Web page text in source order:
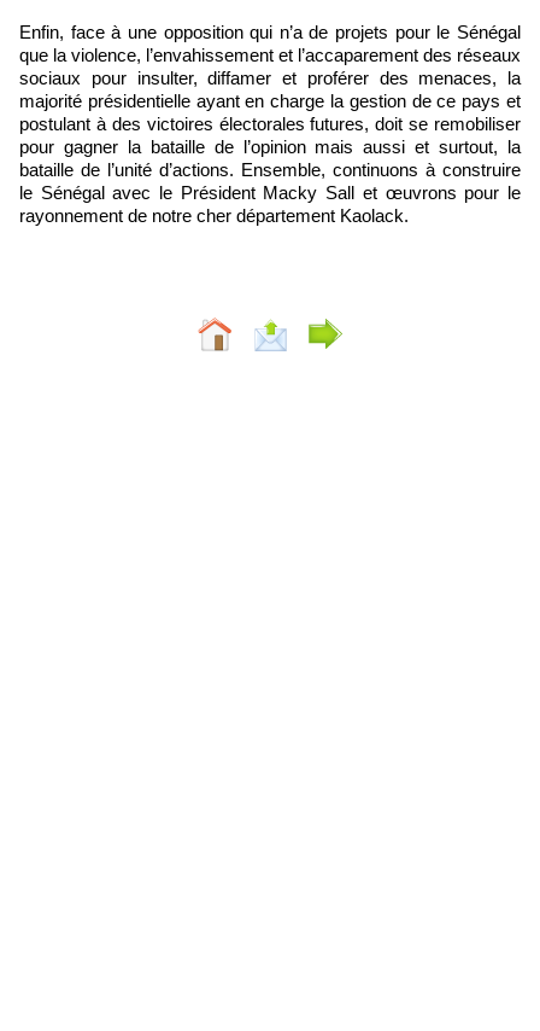
Enfin, face à une opposition qui n’a de projets pour le Sénégal
que la violence, l’envahissement et l’accaparement des réseaux
sociaux pour insulter, diffamer et proférer des menaces, la
majorité présidentielle ayant en charge la gestion de ce pays et
postulant à des victoires électorales futures, doit se remobiliser
pour gagner la bataille de l’opinion mais aussi et surtout, la
bataille de l’unité d’actions. Ensemble, continuons à construire
le Sénégal avec le Président Macky Sall et œuvrons pour le
rayonnement de notre cher département Kaolack.